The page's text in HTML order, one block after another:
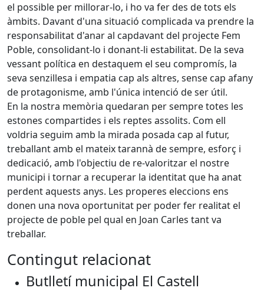
el possible per millorar-lo, i ho va fer des de tots els
àmbits. Davant d'una situació complicada va prendre la
responsabilitat d'anar al capdavant del projecte Fem
Poble, consolidant-lo i donant-li estabilitat. De la seva
vessant política en destaquem el seu compromís, la
seva senzillesa i empatia cap als altres, sense cap afany
de protagonisme, amb l'única intenció de ser útil.
En la nostra memòria quedaran per sempre totes les
estones compartides i els reptes assolits. Com ell
voldria seguim amb la mirada posada cap al futur,
treballant amb el mateix tarannà de sempre, esforç i
dedicació, amb l'objectiu de re-valoritzar el nostre
municipi i tornar a recuperar la identitat que ha anat
perdent aquests anys. Les properes eleccions ens
donen una nova oportunitat per poder fer realitat el
projecte de poble pel qual en Joan Carles tant va
treballar.
Contingut relacionat
Butlletí municipal El Castell